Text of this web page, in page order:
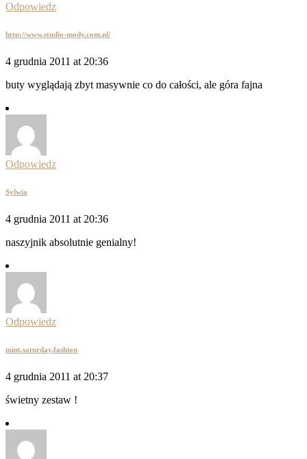
Odpowiedz
http://www.studio-mody.com.pl/
4 grudnia 2011 at 20:36
buty wyglądają zbyt masywnie co do całości, ale góra fajna
Odpowiedz
Sylwia
4 grudnia 2011 at 20:36
naszyjnik absolutnie genialny!
Odpowiedz
mint.saturday.fashion
4 grudnia 2011 at 20:37
świetny zestaw !